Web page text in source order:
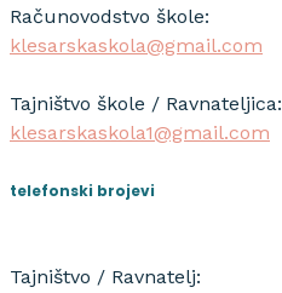
Računovodstvo škole:
klesarskaskola@gmail.com
Tajništvo škole / Ravnateljica:
klesarskaskola1@gmail.com
telefonski brojevi
Tajništvo / Ravnatelj: